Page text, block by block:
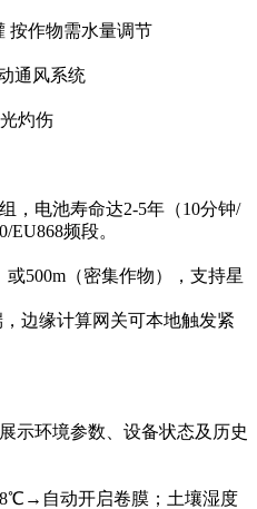
按作物需水量调节
通风系统
灼伤
，电池寿命达2-5年（10分钟/
EU868频段。
500m（密集作物），支持星
边缘计算网关可本地触发紧
示环境参数、设备状态及历史
自动开启卷膜；土壤湿度